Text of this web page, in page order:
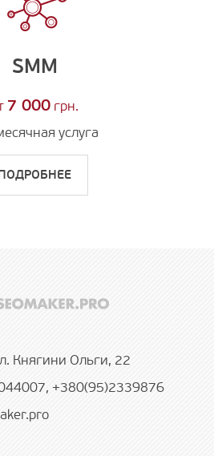
SMM
7 000 грн.
услуга
Княгини Ольги, 22
, +380(95)2339876